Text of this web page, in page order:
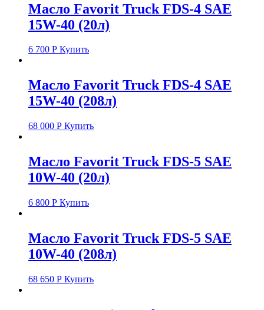
Масло Favorit Truck FDS-4 SAE
15W-40 (20л)
6 700 Р Купить
Масло Favorit Truck FDS-4 SAE
15W-40 (208л)
68 000 Р Купить
Масло Favorit Truck FDS-5 SAE
10W-40 (20л)
6 800 Р Купить
Масло Favorit Truck FDS-5 SAE
10W-40 (208л)
68 650 Р Купить